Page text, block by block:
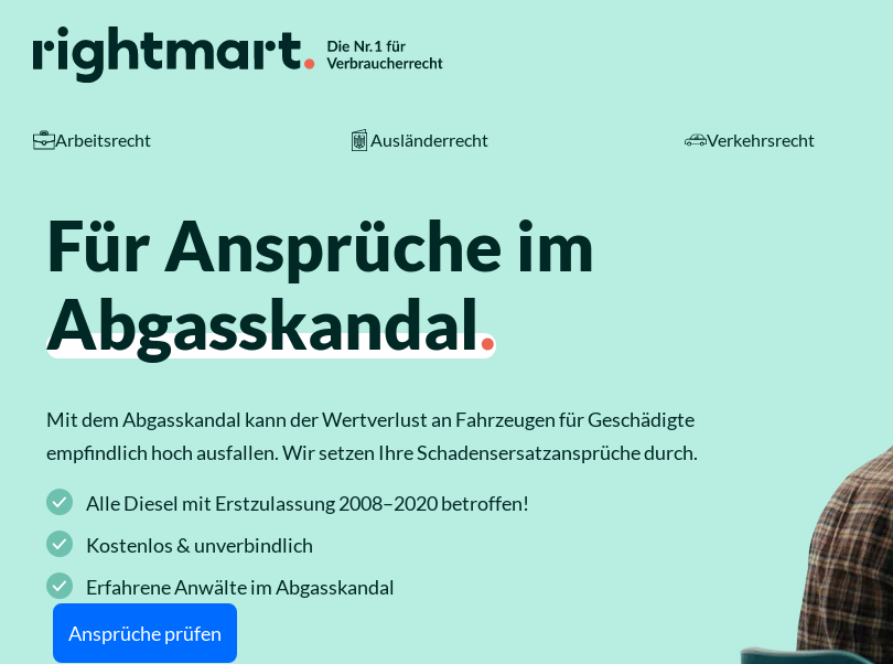
So funktioniert es
Kosten
Ratgeber
News
Über uns
Karriere
Arbeitsrecht
Ausländerrecht
Sozialrecht
Insolvenzrecht
Arbeitsrecht Ausländerrecht Verkehrsrecht
Für Ansprüche im
Abgasskandal.
Mit dem Abgasskandal kann der Wertverlust an Fahrzeugen für Geschädigte
empfindlich hoch ausfallen. Wir setzen Ihre Schadensersatzansprüche durch.
Alle Diesel mit Erstzulassung 2008–2020 betroffen!
Kostenlos & unverbindlich
Erfahrene Anwälte im Abgasskandal
Ansprüche prüfen